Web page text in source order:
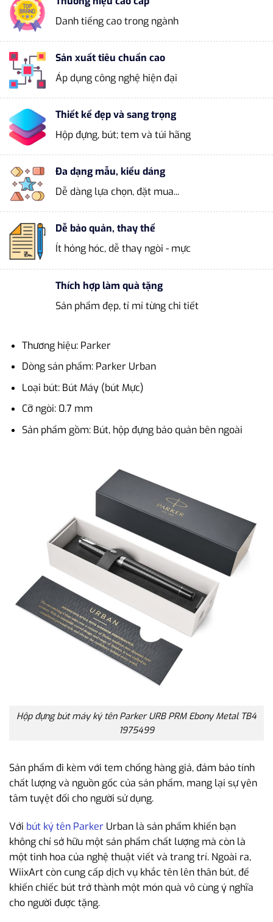
Danh tiếng cao trong ngành
Sản xuất tiêu chuẩn cao
Áp dụng công nghệ hiện đại
Thiết kế đẹp và sang trọng
Hộp đựng, bút; tem và túi hãng
Đa dạng mẫu, kiểu dáng
Dễ dàng lựa chọn, đặt mua...
Dễ bảo quản, thay thế
Ít hỏng hóc, dễ thay ngòi - mực
Thích hợp làm quà tặng
Sản phẩm đẹp, tỉ mỉ từng chi tiết
Thương hiệu: Parker
Dòng sản phẩm: Parker Urban
Loại bút: Bút Máy (bút Mực)
Cỡ ngòi: 0.7 mm
Sản phẩm gồm: Bút, hộp đựng bảo quản bên ngoài
Hộp đựng bút máy ký tên Parker URB PRM Ebony Metal TB4
1975499
Sản phẩm đi kèm với tem chống hàng giả, đảm bảo tính
chất lượng và nguồn gốc của sản phẩm, mang lại sự yên
tâm tuyệt đối cho người sử dụng.
Với bút ký tên Parker Urban là sản phẩm khiến bạn
không chỉ sở hữu một sản phẩm chất lượng mà còn là
một tinh hoa của nghệ thuật viết và trang trí. Ngoài ra,
WiixArt còn cung cấp dịch vụ khắc tên lên thân bút, để
khiến chiếc bút trở thành một món quà vô cùng ý nghĩa
cho người được tặng.